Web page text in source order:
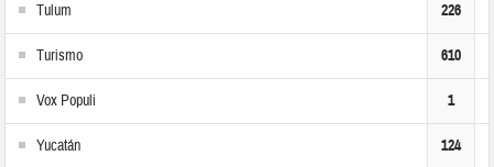
Tulum 226
Turismo 610
Vox Populi 1
Yucatán 124